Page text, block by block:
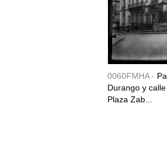
0060FMHA -
Durango y
Plaza Zab...